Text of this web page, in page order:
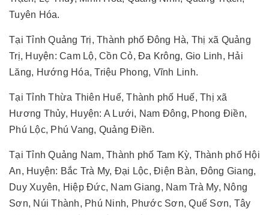
Tuyên Hóa.
Tại Tỉnh Quảng Trị, Thành phố Đông Hà, Thị xã Quảng
Trị, Huyện: Cam Lộ, Cồn Cỏ, Đa Krông, Gio Linh, Hải
Lăng, Hướng Hóa, Triệu Phong, Vĩnh Linh.
Tại Tỉnh Thừa Thiên Huế, Thành phố Huế, Thị xã
Hương Thủy, Huyện: A Lưới, Nam Đông, Phong Điền,
Phú Lộc, Phú Vang, Quảng Điền.
Tại Tỉnh Quảng Nam, Thành phố Tam Kỳ, Thành phố Hội
An, Huyện: Bắc Trà My, Đại Lộc, Điện Bàn, Đông Giang,
Duy Xuyên, Hiệp Đức, Nam Giang, Nam Trà My, Nông
Sơn, Núi Thành, Phú Ninh, Phước Sơn, Quế Sơn, Tây